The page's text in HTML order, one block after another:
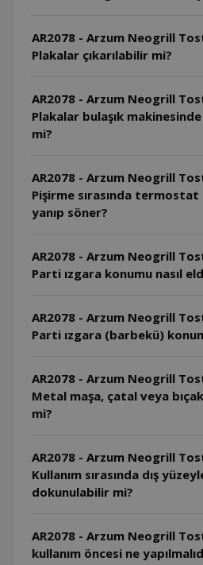
AR2078 - Arzum Neogrill
Plakalar çıkarılabilir mi?
AR2078 - Arzum Neogrill
Plakalar bulaşık
mi?
AR2078 - Arzum Neogrill
Pişirme sırasında termostat
yanıp söner?
AR2078 - Arzum Neogrill
Parti ızgara konumu nasıl
AR2078 - Arzum Neogrill
Parti ızgara (barbekü)
AR2078 - Arzum Neogrill
Metal maşa, çatal veya
mi?
AR2078 - Arzum Neogrill
Kullanım sırasında dış
dokunulabilir mi?
AR2078 - Arzum Neogrill
kullanım öncesi ne